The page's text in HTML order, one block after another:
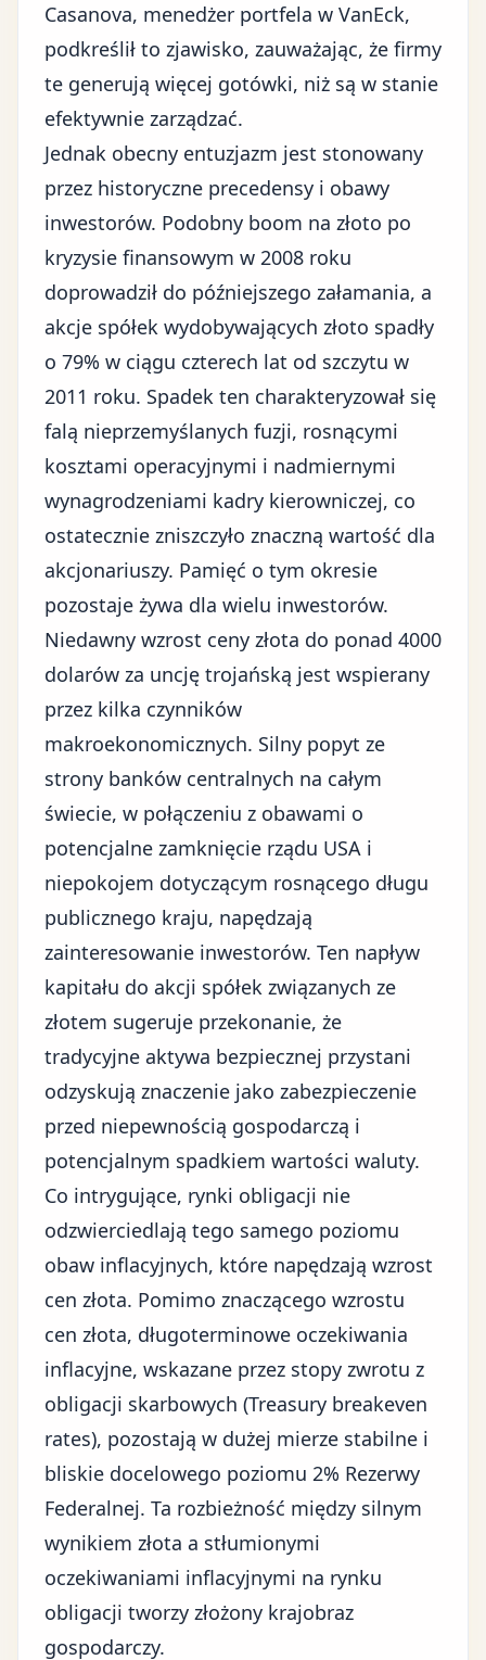
Casanova, menedżer portfela w VanEck,
podkreślił to zjawisko, zauważając, że firmy
te generują więcej gotówki, niż są w stanie
efektywnie zarządzać.
Jednak obecny entuzjazm jest stonowany
przez historyczne precedensy i obawy
inwestorów. Podobny boom na złoto po
kryzysie finansowym w 2008 roku
doprowadził do późniejszego załamania, a
akcje spółek wydobywających złoto spadły
o 79% w ciągu czterech lat od szczytu w
2011 roku. Spadek ten charakteryzował się
falą nieprzemyślanych fuzji, rosnącymi
kosztami operacyjnymi i nadmiernymi
wynagrodzeniami kadry kierowniczej, co
ostatecznie zniszczyło znaczną wartość dla
akcjonariuszy. Pamięć o tym okresie
pozostaje żywa dla wielu inwestorów.
Niedawny wzrost ceny złota do ponad 4000
dolarów za uncję trojańską jest wspierany
przez kilka czynników
makroekonomicznych. Silny popyt ze
strony banków centralnych na całym
świecie, w połączeniu z obawami o
potencjalne zamknięcie rządu USA i
niepokojem dotyczącym rosnącego długu
publicznego kraju, napędzają
zainteresowanie inwestorów. Ten napływ
kapitału do akcji spółek związanych ze
złotem sugeruje przekonanie, że
tradycyjne aktywa bezpiecznej przystani
odzyskują znaczenie jako zabezpieczenie
przed niepewnością gospodarczą i
potencjalnym spadkiem wartości waluty.
Co intrygujące, rynki obligacji nie
odzwierciedlają tego samego poziomu
obaw inflacyjnych, które napędzają wzrost
cen złota. Pomimo znaczącego wzrostu
cen złota, długoterminowe oczekiwania
inflacyjne, wskazane przez stopy zwrotu z
obligacji skarbowych (Treasury breakeven
rates), pozostają w dużej mierze stabilne i
bliskie docelowego poziomu 2% Rezerwy
Federalnej. Ta rozbieżność między silnym
wynikiem złota a stłumionymi
oczekiwaniami inflacyjnymi na rynku
obligacji tworzy złożony krajobraz
gospodarczy.